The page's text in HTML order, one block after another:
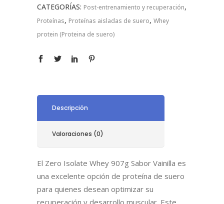
CATEGORÍAS: Post-entrenamiento y recuperación,
Proteínas, Proteínas aisladas de suero, Whey
protein (Proteina de suero)
Descripción
Valoraciones (0)
El Zero Isolate Whey 907g Sabor Vainilla es
una excelente opción de proteína de suero
para quienes desean optimizar su
recuperación y desarrollo muscular. Este